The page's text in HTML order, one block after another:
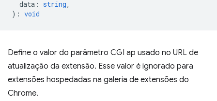
data : string,
) : void
Define o valor do parâmetro CGI ap usado no URL de
atualização da extensão. Esse valor é ignorado para
extensões hospedadas na galeria de extensões do
Chrome.